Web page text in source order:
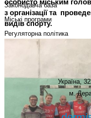
особисто міським
з організації та
видів спорту.
Законодавча база
Міські програми
Регуляторна політика
Україна,
м.